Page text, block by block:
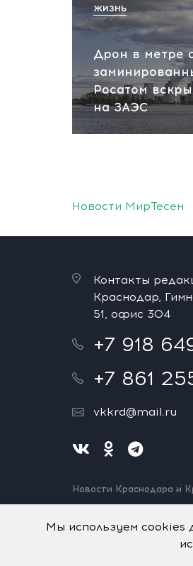
Дрон в метре
Росатом
на ЗАЭС
ЖИЗНЬ
Новости МирТесен
Контакты
Краснодар,
51, офис 304
+7 918
+7 861
vkkrd@mail.ru
Новости Краснодара и
Нашли ошибку?
Мы используем cookies